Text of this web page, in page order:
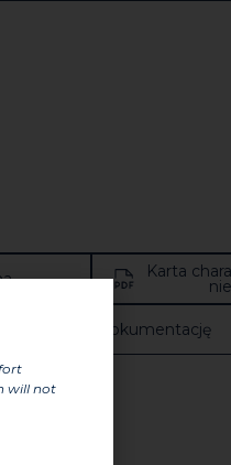
Karta
Zobacz całą dokumentację
will not